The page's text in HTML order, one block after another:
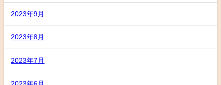
2023年9月
2023年8月
2023年7月
2023年6月